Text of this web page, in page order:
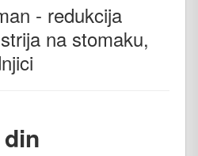
- redukcija
na stomaku,